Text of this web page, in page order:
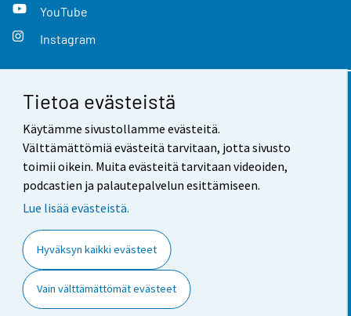
Tietoa evästeistä
Käytämme sivustollamme evästeitä.
Välttämättömiä evästeitä tarvitaan, jotta sivusto
toimii oikein. Muita evästeitä tarvitaan videoiden,
podcastien ja palautepalvelun esittämiseen.
Lue lisää evästeistä.
Hyväksyn kaikki evästeet
Vain välttämättömät evästeet
YouTube
Instagram
Yhteystiedot
Palaute
Käyttöehdot
Saavutettavuus
Tietoa sivustosta
Evästeasetukset